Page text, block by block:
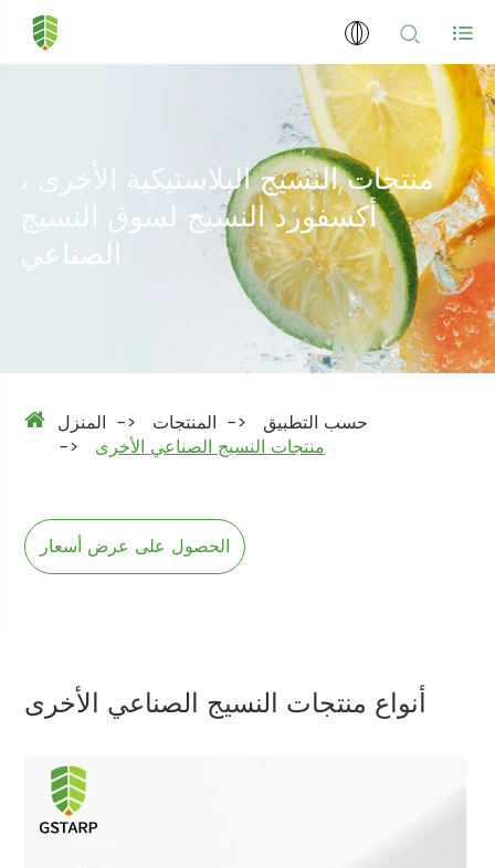
منتجات النسيج البلاستيكية الأخرى ،
أكسفورد النسيج لسوق النسيج
الصناعي
المنزل المنتجات
حسب التطبيق
منتجات النسيج الصناعي الأخرى
الحصول على عرض أسعار
أنواع منتجات النسيج الصناعي الأخرى